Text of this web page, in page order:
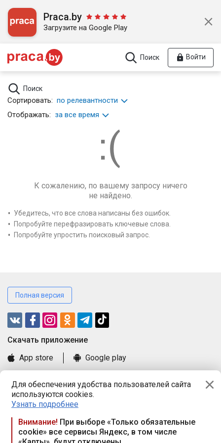
Для обеспечения удобства пользователей сайта
используются cookies.
Узнать подробнее
Внимание! При выборе «Только обязательные
cookie» все сервисы Яндекс, в том числе
Praca.by
Загрузите на Google Play
Поиск Войти
Поиск
Сортировать: по релевантности
Отображать: за все время
К сожалению, по вашему запросу ничего
не найдено.
Убедитесь, что все слова написаны без ошибок.
Попробуйте перефразировать ключевые слова.
Попробуйте упростить поисковый запрос.
Полная версия
Cкачать приложение
App store
Google play
Книга замечаний и предложений
Правила и документы
Praca.by © 2000—2026, ООО «ПРАЦА БАЙ»
Республика Беларусь, 220114, г. Минск, пр-т Независимости
117а, пом. № 9.